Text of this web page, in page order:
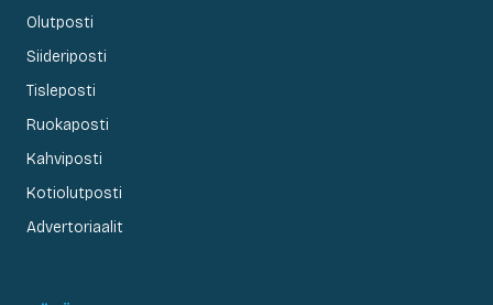
Olutposti
Siideriposti
Tisleposti
Ruokaposti
Kahviposti
Kotiolutposti
Advertoriaalit